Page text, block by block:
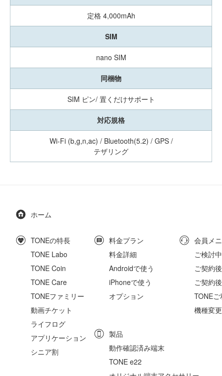
定格 4,000mAh
SIM
nano SIM
同梱物
SIM ピン/ 置くだけサポート
対応規格
Wi-Fi (b,g,n,ac) / Bluetooth(5.2) / GPS /
テザリング
ホーム
TONEの特長
TONE Labo
TONE Coin
TONE Care
TONEファミリー
動画チケット
ライフログ
アプリケーション
シニア割
料金プラン
料金詳細
Androidで使う
iPhoneで使う
オプション
製品
動作確認済み端末
TONE e22
会員メ
ご検討
ご契約
ご契約
TONE
機種変